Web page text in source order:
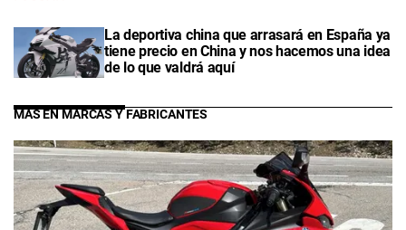
La deportiva china que arrasará en España ya
tiene precio en China y nos hacemos una idea
de lo que valdrá aquí
MÁS EN MARCAS Y FABRICANTES